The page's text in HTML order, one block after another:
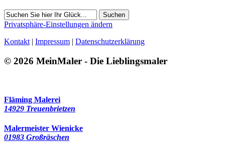
Suchen
Privatsphäre-Einstellungen ändern
Kontakt | Impressum | Datenschutzerklärung
© 2026 MeinMaler - Die Lieblingsmaler
Fläming Malerei
14929 Treuenbrietzen
Malermeister Wienicke
01983 Großräschen